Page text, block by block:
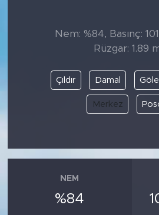
Nem: %84, Basınç:
Rüzgar: 1.89
Çıldır Damal Göle
Merkez
NEM
%84